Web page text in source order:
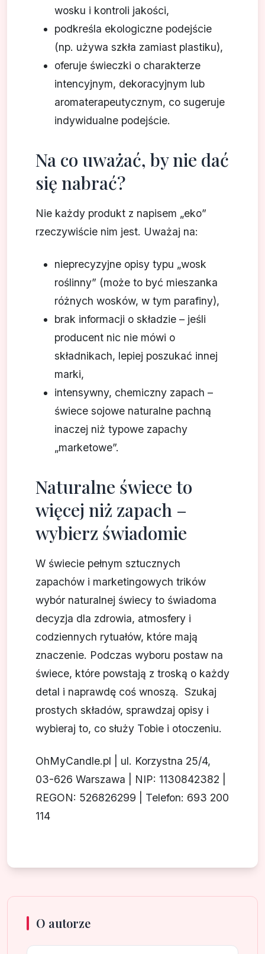
wosku i kontroli jakości,
podkreśla ekologiczne podejście
(np. używa szkła zamiast plastiku),
oferuje świeczki o charakterze
intencyjnym, dekoracyjnym lub
aromaterapeutycznym, co sugeruje
indywidualne podejście.
Na co uważać, by nie dać
się nabrać?
Nie każdy produkt z napisem „eko”
rzeczywiście nim jest. Uważaj na:
nieprecyzyjne opisy typu „wosk
roślinny” (może to być mieszanka
różnych wosków, w tym parafiny),
brak informacji o składzie – jeśli
producent nic nie mówi o
składnikach, lepiej poszukać innej
marki,
intensywny, chemiczny zapach –
świece sojowe naturalne pachną
inaczej niż typowe zapachy
„marketowe”.
Naturalne świece to
więcej niż zapach –
wybierz świadomie
W świecie pełnym sztucznych
zapachów i marketingowych trików
wybór naturalnej świecy to świadoma
decyzja dla zdrowia, atmosfery i
codziennych rytuałów, które mają
znaczenie. Podczas wyboru postaw na
świece, które powstają z troską o każdy
detal i naprawdę coś wnoszą. Szukaj
prostych składów, sprawdzaj opisy i
wybieraj to, co służy Tobie i otoczeniu.
OhMyCandle.pl | ul. Korzystna 25/4,
03-626 Warszawa | NIP: 1130842382 |
REGON: 526826299 | Telefon: 693 200
114
O autorze